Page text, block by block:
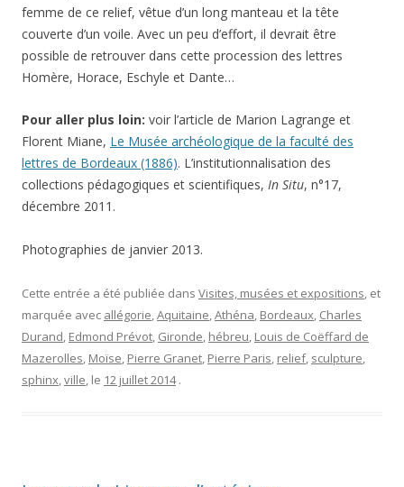
femme de ce relief, vêtue d’un long manteau et la tête
couverte d’un voile. Avec un peu d’effort, il devrait être
possible de retrouver dans cette procession des lettres
Homère, Horace, Eschyle et Dante…
Pour aller plus loin: voir l’article de Marion Lagrange et
Florent Miane, Le Musée archéologique de la faculté des
lettres de Bordeaux (1886). L’institutionnalisation des
collections pédagogiques et scientifiques, In Situ, n°17,
décembre 2011.
Photographies de janvier 2013.
Cette entrée a été publiée dans Visites, musées et expositions, et
marquée avec allégorie,Aquitaine,Athéna, Bordeaux, Charles
Durand, Edmond Prévot, Gironde, hébreu, Louis de Coëffard de
Mazerolles, Moïse, Pierre Granet, Pierre Paris, relief, sculpture,
sphinx,ville, le 12 juillet 2014 .